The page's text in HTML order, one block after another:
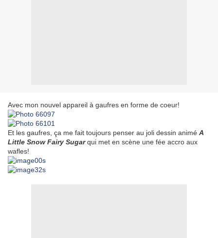
Avec mon nouvel appareil à gaufres en forme de coeur!
Et les gaufres, ça me fait toujours penser au joli dessin animé A
Little Snow Fairy Sugarqui met en scène une fée accro aux
wafles!